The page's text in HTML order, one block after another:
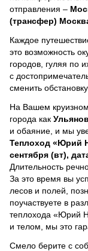
отправления –
(трансфер)
Каждое
это возможность
городов, гуляя по
с
сменить
На Вашем
города как
и обаяние, и мы
Теплоход «Юрий
сентября (вт),
Длительность
За это время вы
лесов и полей,
поучаствуете в
теплохода «Юрий
и телом, мы это
Смело берите с